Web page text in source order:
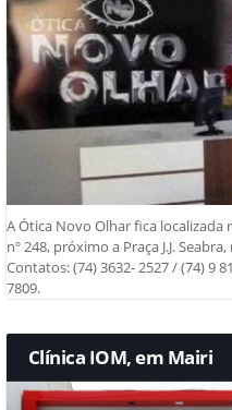
A Ótica Novo Olhar fica localizada
nº 248, próximo a Praça J.J.
Contatos: (74) 3632- 2527 / (74) 9
7809.
Clínica IOM, em Mairi